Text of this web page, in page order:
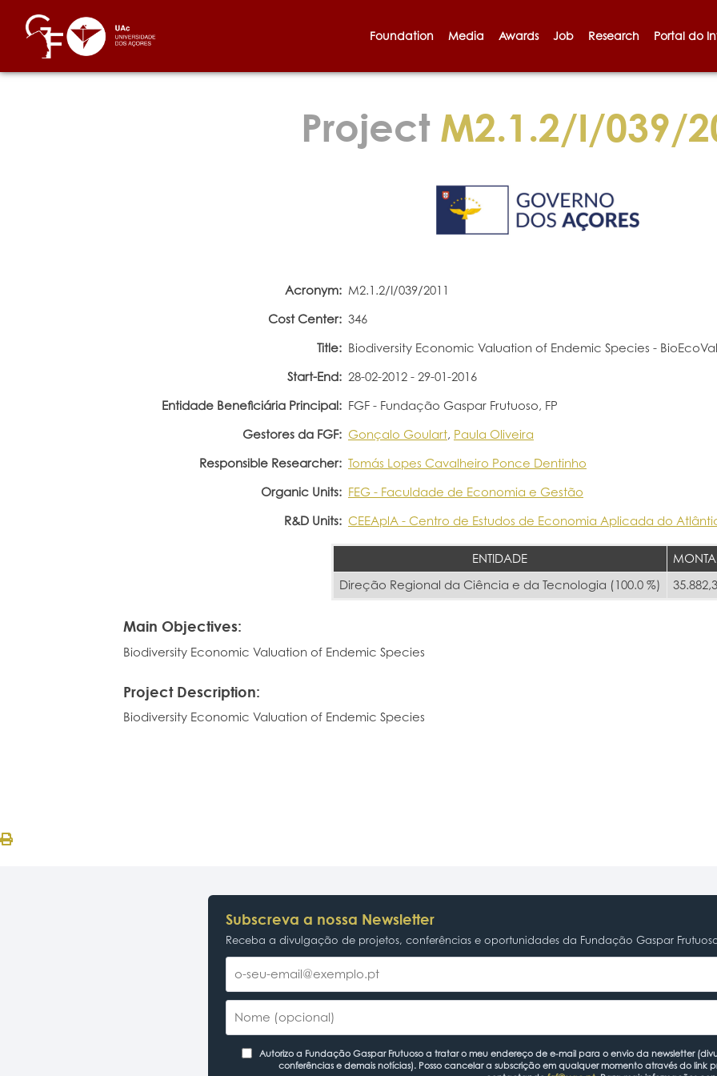
Foundation Media Awards Job Research Portal do
Project M2.1.2/I/039/
Acronym: M2.1.2/I/039/2011
Cost Center: 346
Title: Biodiversity Economic Valuation of Endemic Species -
Start-End: 28-02-2012 - 29-01-2016
Entidade Beneficiária Principal: FGF - Fundação Gaspar Frutuoso, FP
Gestores da FGF: Gonçalo Goulart, Paula Oliveira
Responsible Researcher: Tomás Lopes Cavalheiro Ponce Dentinho
Organic Units: FEG - Faculdade de Economia e Gestão
R&D Units: CEEAplA - Centro de Estudos de Economia Aplicada do
ENTIDADE
Direção Regional da Ciência e da Tecnologia (100.0 %)
Main Objectives:
Biodiversity Economic Valuation of Endemic Species
Project Description:
Biodiversity Economic Valuation of Endemic Species
Subscreva a nossa Newsletter
Receba a divulgação de projetos, conferências e oportunidades da Fundação Gaspar
Autorizo a Fundação Gaspar Frutuoso a tratar o meu endereço de e-mail para o envio da newsletter
conferências e demais notícias). Posso cancelar a subscrição em qualquer momento através do link